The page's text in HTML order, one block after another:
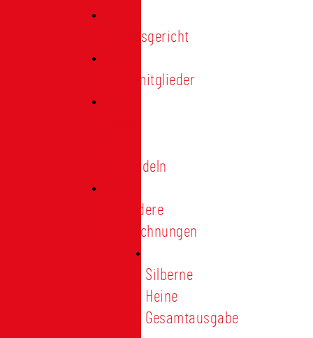
Schiedsgericht
Ehrenmitglieder
Treunadeln
Besondere
Auszeichnungen
Silberne
Heine
Gesamtausgabe